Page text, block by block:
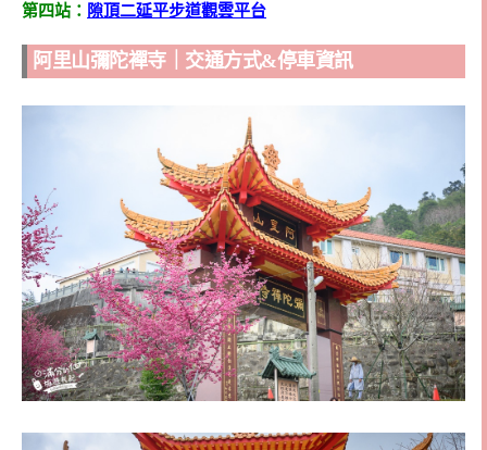
第四站： 隙頂二延平步道觀雲平台
阿里山彌陀襌寺｜交通方式&停車資訊